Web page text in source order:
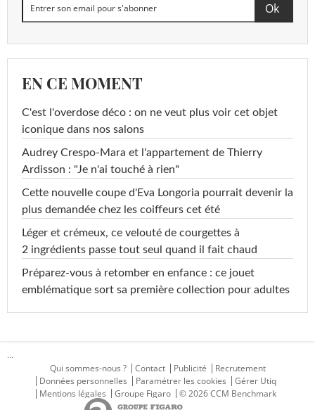
EN CE MOMENT
C'est l'overdose déco : on ne veut plus voir cet objet
iconique dans nos salons
Audrey Crespo-Mara et l'appartement de Thierry
Ardisson : "Je n'ai touché à rien"
Cette nouvelle coupe d'Eva Longoria pourrait devenir la
plus demandée chez les coiffeurs cet été
Léger et crémeux, ce velouté de courgettes à
2 ingrédients passe tout seul quand il fait chaud
Préparez-vous à retomber en enfance : ce jouet
emblématique sort sa première collection pour adultes
...
Qui sommes-nous ?
Contact Publicité
Recrutement
Données personnelles
Paramétrer les cookies
Gérer Utiq
Mentions légales
Groupe Figaro © 2026 CCM Benchmark